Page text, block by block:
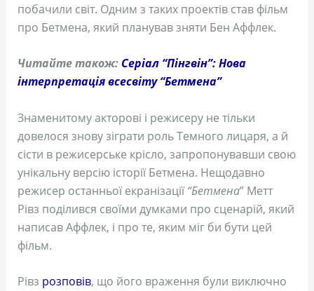
побачили світ. Одним з таких проектів став фільм
про Бетмена, який планував зняти Бен Аффлек.
Читайте також: Серіал “Пінгвін”: Нова
інтерпретація всесвіту “Бетмена”
Знаменитому акторові і режисеру не тільки
довелося знову зіграти роль Темного лицаря, а й
сісти в режисерське крісло, запропонувавши свою
унікальну версію історії Бетмена. Нещодавно
режисер останньої екранізації “Бетмена” Метт
Рівз поділився своїми думками про сценарій, який
написав Аффлек, і про те, яким міг би бути цей
фільм.
Рівз розповів, що його враження були виключно